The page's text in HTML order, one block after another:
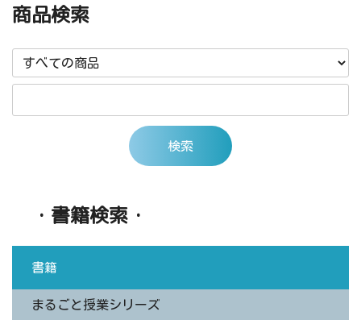
商品検索
・書籍検索・
書籍
まるごと授業シリーズ